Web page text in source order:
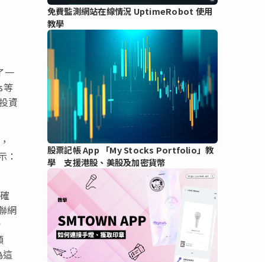
一
等
資
：
網
這
免費監測網站在線情況 UptimeRobot 使用
教學
股票記帳 App 「My Stocks Portfolio」教
學 支援港股、美股及加密貨幣